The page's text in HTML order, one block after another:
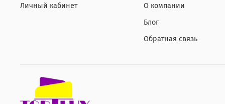
Личный кабинет
О компании
Блог
Обратная связь